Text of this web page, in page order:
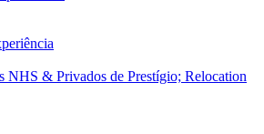
NHS & Privados de Prestígio; Relocation